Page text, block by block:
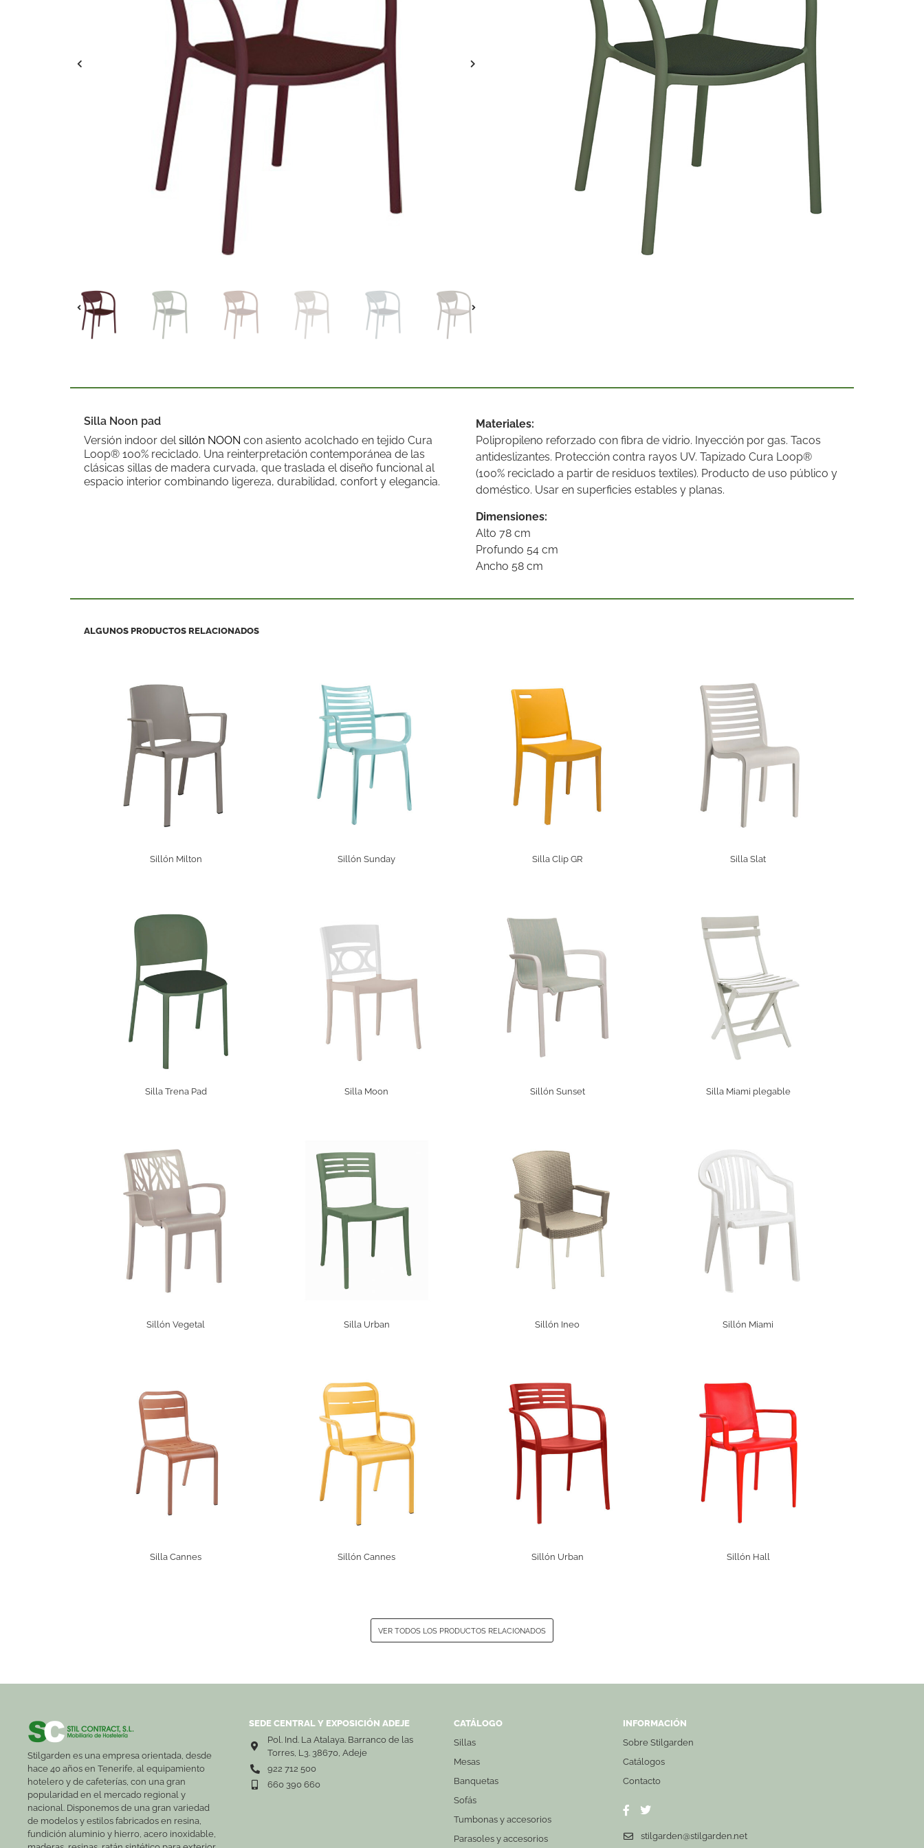
Silla Noon pad
Versión indoor delsillón NOON con asiento acolchado en tejido Cura
Loop® 100% reciclado. Una reinterpretación contemporánea de las
clásicas sillas de madera curvada, que traslada el diseño funcional al
espacio interior combinando ligereza, durabilidad, confort y elegancia.
Materiales:
Polipropileno reforzado con fibra de vidrio. Inyección por gas. Tacos
antideslizantes. Protección contra rayos UV. Tapizado Cura Loop®
(100% reciclado a partir de residuos textiles). Producto de uso público y
doméstico. Usar en superficies estables y planas.
Dimensiones:
Alto 78 cm
Profundo 54 cm
Ancho 58 cm
ALGUNOS PRODUCTOS RELACIONADOS
Sillón Milton Sillón Sunday Silla Clip GR Silla Slat
Silla Trena Pad Silla Moon Sillón Sunset Silla Miami plegable
Sillón Vegetal Silla Urban Sillón Ineo Sillón Miami
Silla Cannes Sillón Cannes Sillón Urban Sillón Hall
VER TODOS LOS PRODUCTOS RELACIONADOS
Stilgarden es una empresa orientada, desde
hace 40 años en Tenerife, al equipamiento
hotelero y de cafeterías, con una gran
popularidad en el mercado regional y
nacional. Disponemos de una gran variedad
de modelos y estilos fabricados en resina,
fundición aluminio y hierro, acero inoxidable,
SEDE CENTRAL Y EXPOSICIÓN ADEJE
Pol. Ind. La Atalaya. Barranco de las
Torres, L3. 38670, Adeje
922 712 500
660 390 660
CATÁLOGO
Sillas
Mesas
Banquetas
Sofás
Tumbonas y accesorios
Parasoles y accesorios
INFORMACIÓN
Sobre Stilgarden
Catálogos
Contacto
stilgarden@stilgarden.net